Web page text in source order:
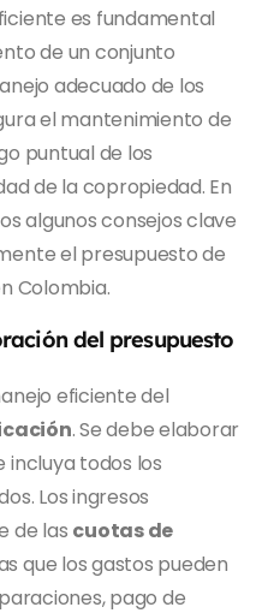
es fundamental
de un conjunto
adecuado de los
el mantenimiento de
puntual de los
de la copropiedad. En
algunos consejos clave
el presupuesto de
Colombia.
del presupuesto
eficiente del
. Se debe elaborar
incluya todos los
Los ingresos
de las cuotas de
que los gastos pueden
pago de